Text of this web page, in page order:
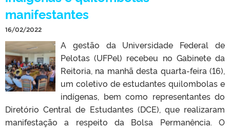
manifestantes
16/02/2022
A gestão da Universidade Federal de
Pelotas (UFPel) recebeu no Gabinete da
Reitoria, na manhã desta quarta-feira (16),
um coletivo de estudantes quilombolas e
indígenas, bem como representantes do
Diretório Central de Estudantes (DCE), que realizaram
manifestação a respeito da Bolsa Permanência. O